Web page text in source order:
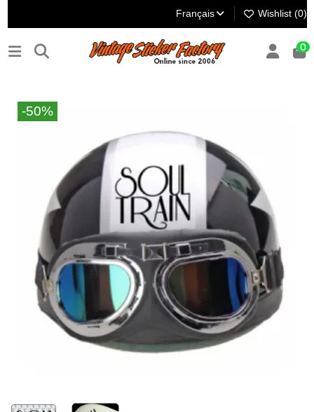
Français Wishlist (0)
0
-50%